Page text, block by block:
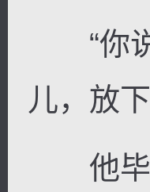
“你说
儿，放
他毕